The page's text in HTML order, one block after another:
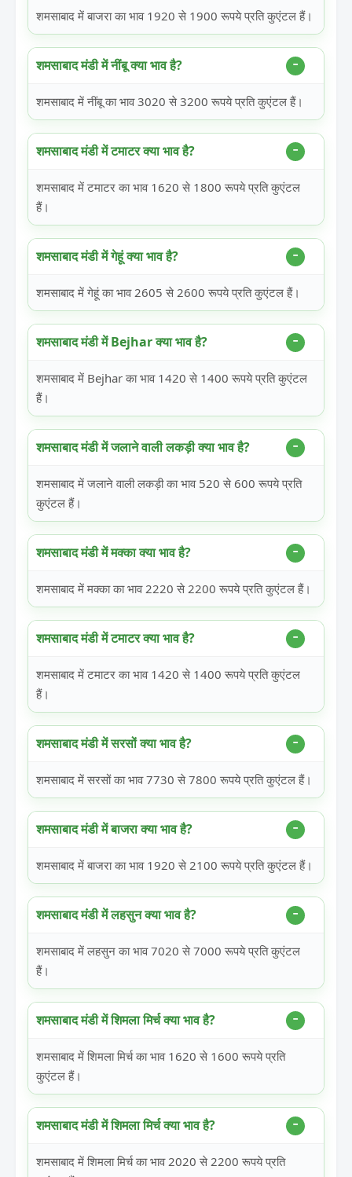
शमसाबाद में बाजरा का भाव 1920 से 1900 रूपये प्रति कुएंटल हैं।
शमसाबाद मंडी में नींबू क्या भाव है?
शमसाबाद में नींबू का भाव 3020 से 3200 रूपये प्रति कुएंटल हैं।
शमसाबाद मंडी में टमाटर क्या भाव है?
शमसाबाद में टमाटर का भाव 1620 से 1800 रूपये प्रति कुएंटल
हैं।
शमसाबाद मंडी में गेहूं क्या भाव है?
शमसाबाद में गेहूं का भाव 2605 से 2600 रूपये प्रति कुएंटल हैं।
शमसाबाद मंडी में Bejhar क्या भाव है?
शमसाबाद में Bejhar का भाव 1420 से 1400 रूपये प्रति कुएंटल
हैं।
शमसाबाद मंडी में जलाने वाली लकड़ी क्या भाव है?
शमसाबाद में जलाने वाली लकड़ी का भाव 520 से 600 रूपये प्रति
कुएंटल हैं।
शमसाबाद मंडी में मक्का क्या भाव है?
शमसाबाद में मक्का का भाव 2220 से 2200 रूपये प्रति कुएंटल हैं।
शमसाबाद मंडी में टमाटर क्या भाव है?
शमसाबाद में टमाटर का भाव 1420 से 1400 रूपये प्रति कुएंटल
हैं।
शमसाबाद मंडी में सरसों क्या भाव है?
शमसाबाद में सरसों का भाव 7730 से 7800 रूपये प्रति कुएंटल हैं।
शमसाबाद मंडी में बाजरा क्या भाव है?
शमसाबाद में बाजरा का भाव 1920 से 2100 रूपये प्रति कुएंटल हैं।
शमसाबाद मंडी में लहसुन क्या भाव है?
शमसाबाद में लहसुन का भाव 7020 से 7000 रूपये प्रति कुएंटल
हैं।
शमसाबाद मंडी में शिमला मिर्च क्या भाव है?
शमसाबाद में शिमला मिर्च का भाव 1620 से 1600 रूपये प्रति
कुएंटल हैं।
शमसाबाद मंडी में शिमला मिर्च क्या भाव है?
शमसाबाद में शिमला मिर्च का भाव 2020 से 2200 रूपये प्रति